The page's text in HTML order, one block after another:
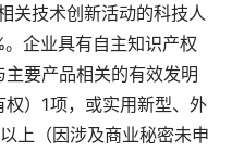
关技术创新活动的科技人
企业具有自主知识产权
要产品相关的有效发明
）1项，或实用新型、外
上（因涉及商业秘密未申